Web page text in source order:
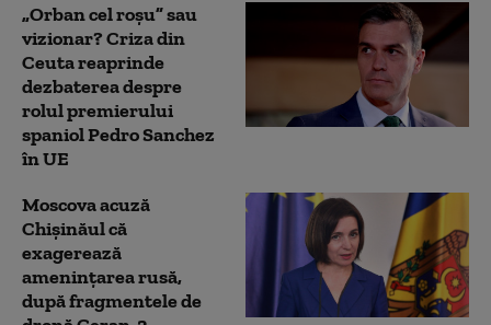
„Orban cel roșu” sau
vizionar? Criza din
Ceuta reaprinde
dezbaterea despre
rolul premierului
spaniol Pedro Sanchez
în UE
Moscova acuză
Chișinăul că
exagerează
amenințarea rusă,
după fragmentele de